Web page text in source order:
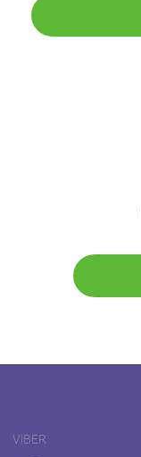
VIBER